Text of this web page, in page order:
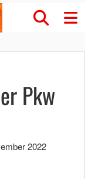
Pkw
2022